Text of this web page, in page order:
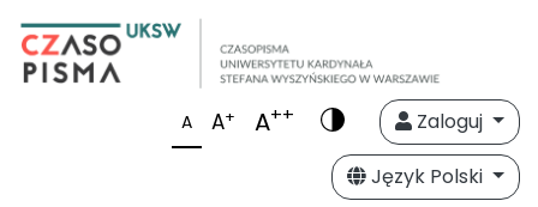
A A+ A++
Zaloguj
Język Polski